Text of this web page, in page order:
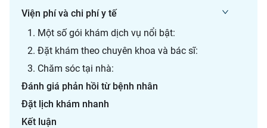
Viện phí và chi phí y tế
1. Một số gói khám dịch vụ nổi bật:
2. Đặt khám theo chuyên khoa và bác sĩ:
3. Chăm sóc tại nhà:
Đánh giá phản hồi từ bệnh nhân
Đặt lịch khám nhanh
Kết luận